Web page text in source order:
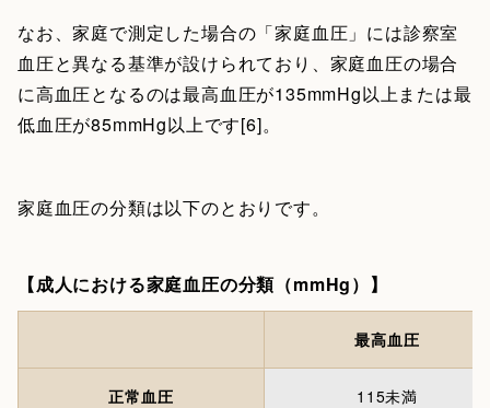
なお、家庭で測定した場合の「家庭血圧」には診察室
血圧と異なる基準が設けられており、家庭血圧の場合
に高血圧となるのは最高血圧が135mmHg以上または最
低血圧が85mmHg以上です[6]。
家庭血圧の分類は以下のとおりです。
【成人における家庭血圧の分類（mmHg）】
最高血圧
正常血圧 115未満